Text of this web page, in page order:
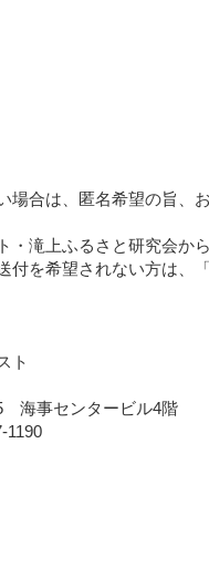
場合は、匿名希望の旨、
・滝上ふるさと研究会か
付を希望されない方は、
ト
海事センタービル4階
1190